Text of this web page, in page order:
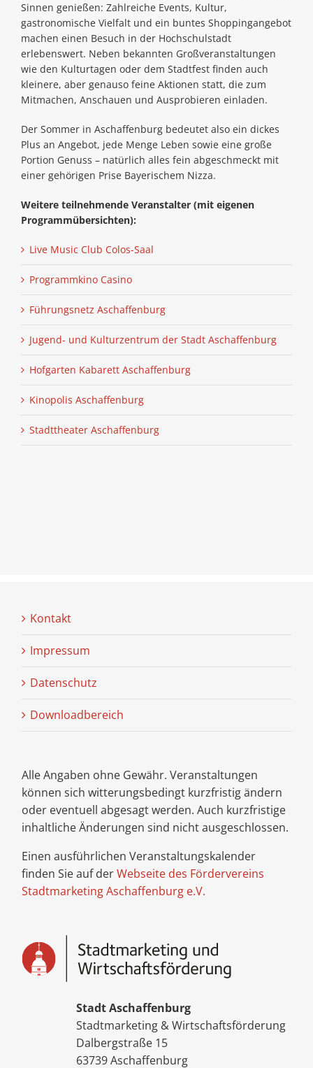
Sinnen genießen: Zahlreiche Events, Kultur,
gastronomische Vielfalt und ein buntes Shoppingangebot
machen einen Besuch in der Hochschulstadt
erlebenswert. Neben bekannten Großveranstaltungen
wie den Kulturtagen oder dem Stadtfest finden auch
kleinere, aber genauso feine Aktionen statt, die zum
Mitmachen, Anschauen und Ausprobieren einladen.
Der Sommer in Aschaffenburg bedeutet also ein dickes
Plus an Angebot, jede Menge Leben sowie eine große
Portion Genuss – natürlich alles fein abgeschmeckt mit
einer gehörigen Prise Bayeri­schem Nizza.
Weitere teilnehmende Veranstalter (mit eigenen
Programmübersichten):
Live Music Club Colos-Saal
Programmkino Casino
Führungsnetz Aschaffenburg
Jugend- und Kulturzentrum der Stadt Aschaffenburg
Hofgarten Kabarett Aschaffenburg
Kinopolis Aschaffenburg
Stadttheater Aschaffenburg
Kontakt
Impressum
Datenschutz
Downloadbereich
Alle Angaben ohne Gewähr. Veranstaltungen
können sich witterungsbedingt kurzfristig ändern
oder eventuell abgesagt werden. Auch kurzfristige
inhaltliche Änderungen sind nicht ausgeschlossen.
Einen ausführlichen Veranstaltungskalender
finden Sie auf derWebseite des Fördervereins
Stadtmarketing Aschaffenburg e.V.
Stadt Aschaffenburg
Stadtmarketing & Wirtschaftsförderung
Dalbergstraße 15
63739 Aschaffenburg